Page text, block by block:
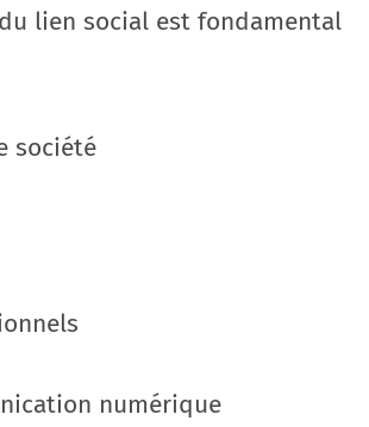
lien social est fondamental
société
numérique